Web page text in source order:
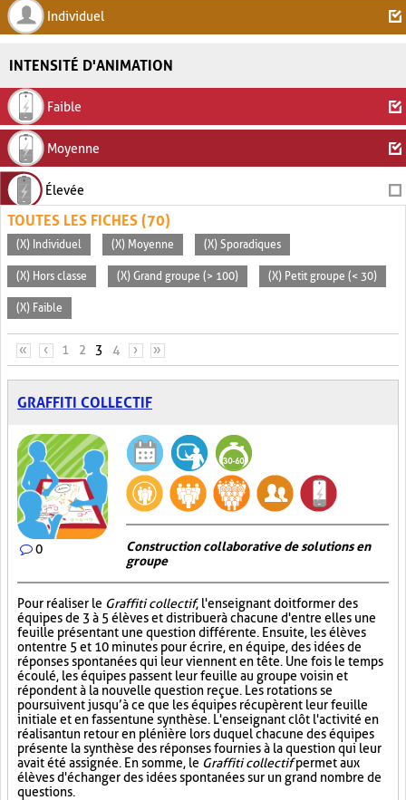
Individuel
INTENSITÉ D'ANIMATION
Faible
Moyenne
Élevée
TOUTES LES FICHES (70)
(X) Individuel (X) Moyenne (X) Sporadiques
(X) Hors classe (X) Grand groupe (> 100) (X) Petit groupe (< 30)
(X) Faible
PAGES
« ‹ 1 2 3 4 › »
GRAFFITI COLLECTIF
0
Construction collaborative de solutions en
groupe
Pour réaliser le Graffiti collectif, l'enseignant doit former des
équipes de 3 à 5 élèves et distribuer à chacune d'entre elles une
feuille présentant une question différente. Ensuite, les élèves
ont entre 5 et 10 minutes pour écrire, en équipe, des idées de
réponses spontanées qui leur viennent en tête. Une fois le temps
écoulé, les équipes passent leur feuille au groupe voisin et
répondent à la nouvelle question reçue. Les rotations se
poursuivent jusqu’à ce que les équipes récupèrent leur feuille
initiale et en fassent une synthèse. L'enseignant clôt l'activité en
réalisant un retour en plénière lors duquel chacune des équipes
présente la synthèse des réponses fournies à la question qui leur
avait été assignée. En somme, le Graffiti collectifpermet aux
élèves d'échanger des idées spontanées sur un grand nombre de
questions.